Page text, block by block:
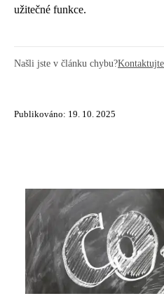
užitečné funkce.
Našli jste v článku chybu?
Publikováno: 19. 10. 2025